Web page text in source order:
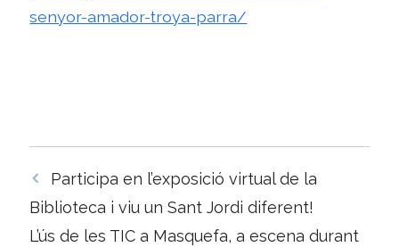
senyor-amador-troya-parra/
Navegació
per
les
Participa en l’exposició virtual de la
Biblioteca i viu un Sant Jordi diferent!
L’ús de les TIC a Masquefa, a escena durant